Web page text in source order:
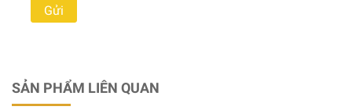
SẢN PHẨM LIÊN QUAN